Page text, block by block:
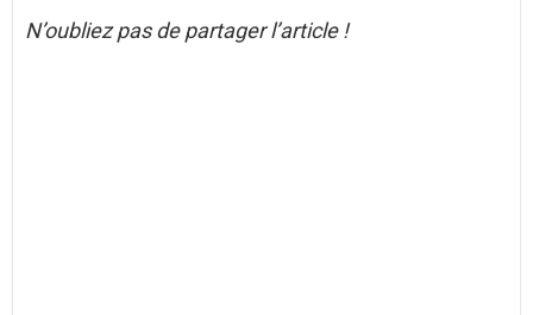
N’oubliez pas de partager l’article !